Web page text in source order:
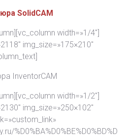
SolidCAM
width=»1/4″]
img_size=»175×210″
InventorCAM
width=»1/2″]
img_size=»250×102″
%D0%BA%D0%BE%D0%BD%D